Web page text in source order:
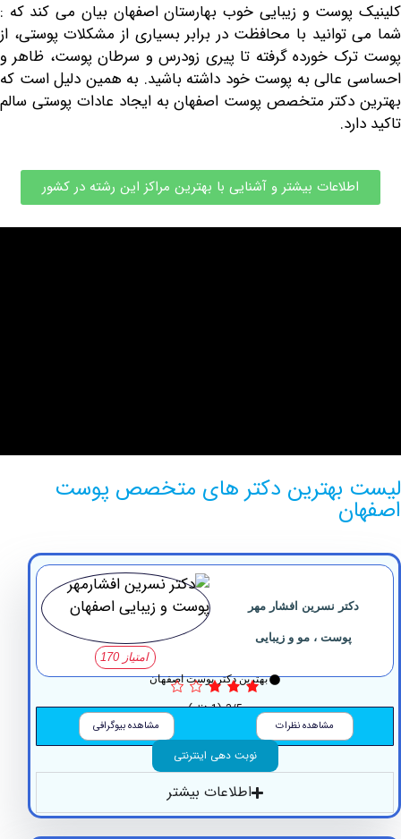
پوست و زیبایی خوب بهارستان اصفهانبیان می کند که :
با محافظت در برابر بسیاری از مشکلات پوستی، از
خورده گرفته تا پیری زودرس و سرطان پوست، ظاهر و
عالی به پوست خود داشته باشید. به همین دلیل است که
دکتر متخصص پوست اصفهان به ایجاد عادات پوستی سالم
بیشتر و آشنایی با بهترین مراکز این رشته در کشور
بهترین دکتر های متخصص پوست
نسرین افشار مهر
پوست ، مو و زیبایی
بهترین دکتر پوست اصفهان
3/5 (1 نظر)
مشاهده نظرات مشاهده بیوگرافی
نوبت دهی اینترنتی
اطلاعات بیشتر